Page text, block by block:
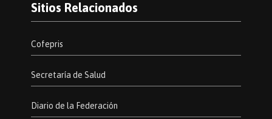
Sitios Relacionados
Cofepris
Secretaría de Salud
Diario de la Federación